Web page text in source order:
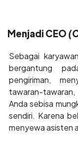
Menjadi CEO
Sebagai
bergantung
pengiriman,
tawaran-tawaran,
Anda sebisa
sendiri. Karena
menyewa asisten